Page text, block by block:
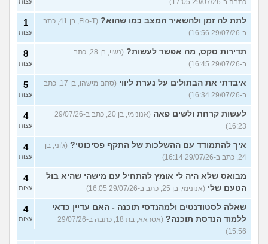
כתבה ב-29/07/26 17:05)
לתת לה זמן ולהשאיר המצב כמו שהוא?
(Flo-T, בן 41, כתב
ב-29/07/26 16:56)
1
עצות
תדירות סקס, מה אפשר לעשות?
(נשוי, בן 28, כתב
ב-29/07/26 16:45)
8
עצות
איבדתי את הבתולים על נערת ליווי
(סתם מישהו, בן 17, כתב
ב-29/07/26 16:34)
5
עצות
לעשות קרחת ולשים פאה
(אנונימי, בן 20, כתב ב-29/07/26
16:23)
4
עצות
איך להתמודד עם ההשלכות של התקף פסיכוטי? (ג'וני, בן
24, כתב ב-29/07/26 16:14)
4
עצות
מבואס שלא היה לי אומץ להתחיל עם מישהי שהיא בול
הטעם שלי (אנונימי, בן 25, כתב ב-29/07/26 16:05)
4
עצות
שאלה לסטודנטים ולמהנדסי תוכנה - האם עדיין כדאי
ללמוד הנדסת תוכנה?
(אסראא, בת 18, כתבה ב-29/07/26
15:56)
4
עצות